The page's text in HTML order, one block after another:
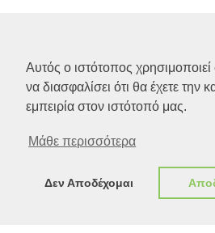
Αυτός ο ιστότοπος
να διασφαλίσει ότι θα έχετε την
εμπειρία στον ιστότοπό μας.
Μάθε περισσότερα
Δεν Αποδέχομαι